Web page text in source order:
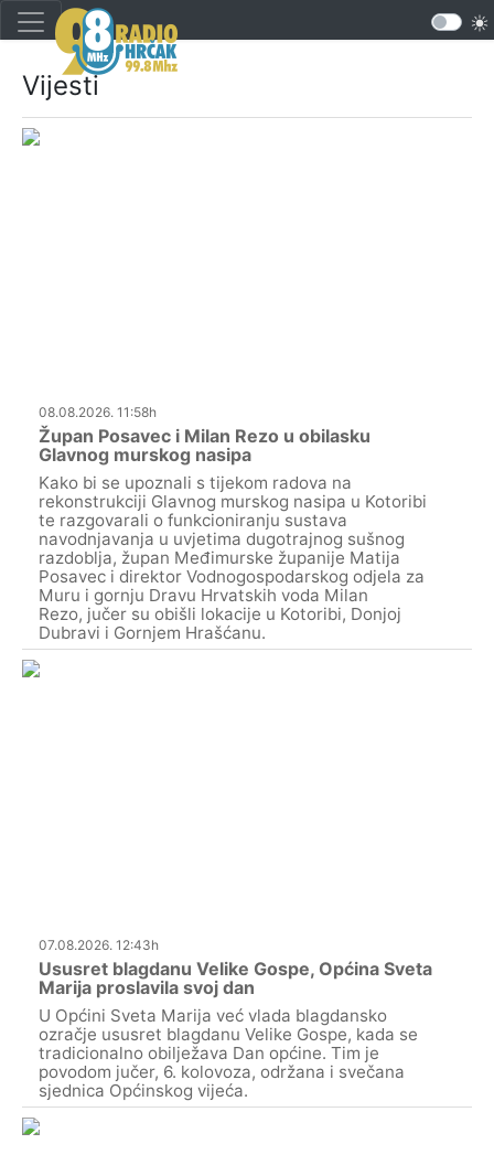
Vijesti
08.08.2026. 11:58h
Župan Posavec i Milan Rezo u obilasku
Glavnog murskog nasipa
Kako bi se upoznali s tijekom radova na
rekonstrukciji Glavnog murskog nasipa u Kotoribi
te razgovarali o funkcioniranju sustava
navodnjavanja u uvjetima dugotrajnog sušnog
razdoblja, župan Međimurske županije Matija
Posavec i direktor Vodnogospodarskog odjela za
Muru i gornju Dravu Hrvatskih voda Milan
Rezo, jučer su obišli lokacije u Kotoribi, Donjoj
Dubravi i Gornjem Hrašćanu.
07.08.2026. 12:43h
Ususret blagdanu Velike Gospe, Općina Sveta
Marija proslavila svoj dan
U Općini Sveta Marija već vlada blagdansko
ozračje ususret blagdanu Velike Gospe, kada se
tradicionalno obilježava Dan općine. Tim je
povodom jučer, 6. kolovoza, održana i svečana
sjednica Općinskog vijeća.